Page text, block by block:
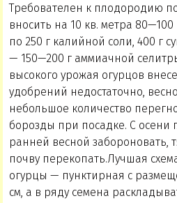
Требователен к плодородию
вносить на 10 кв. метра 80—100
по 250 г калийной соли, 400 г
— 150—200 г аммиачной
высокого урожая огурцов
удобрений недостаточно,
небольшое количество
борозды при посадке. С осени
ранней весной
почву перекопать.Лучшая
огурцы — пунктирная с
см, а в ряду семена